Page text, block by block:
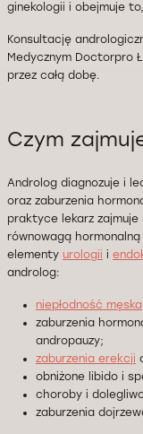
ginekologii i obejmuje
Konsultację
Medycznym Doctorpro
przez całą dobę.
Czym
Androlog diagnozuje i
oraz zaburzenia
praktyce lekarz zajmuje
równowagą
elementy urologii i
androlog:
niepłodność męska
zaburzenia
andropauzy;
zaburzenia erekcji
obniżone libido i
choroby i
zaburzenia